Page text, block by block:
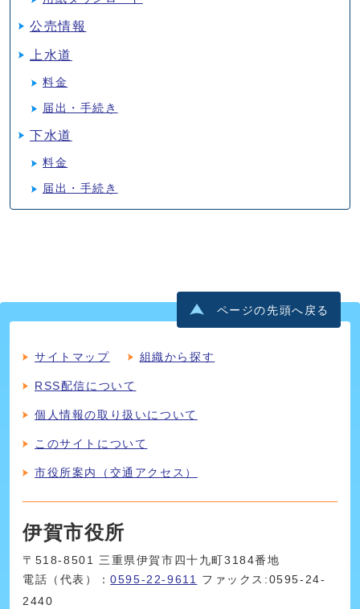
公売情報
上水道
料金
届出・手続き
下水道
料金
届出・手続き
ページの先頭へ戻る
サイトマップ 組織から探す
RSS配信について
個人情報の取り扱いについて
このサイトについて
市役所案内（交通アクセス）
伊賀市役所
〒518-8501 三重県伊賀市四十九町3184番地
電話（代表）：0595-22-9611
ファックス:0595-24-
2440